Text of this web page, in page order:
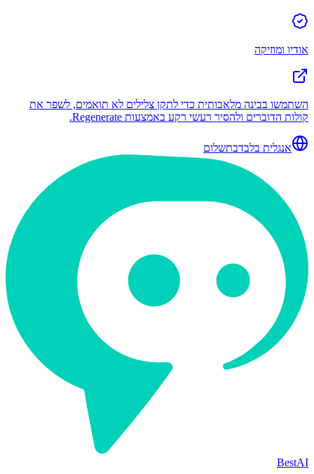
אודיו ומוזיקה
השתמשו בבינה מלאכותית כדי לתקן צלילים לא תואמים, לשפר את
קולות הדוברים ולהסיר רעשי רקע באמצעות Regenerate.
אנגלית בלבדבתשלום
BestAI